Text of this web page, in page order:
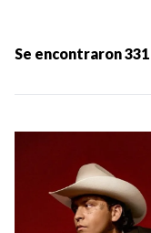
Se encontraron331